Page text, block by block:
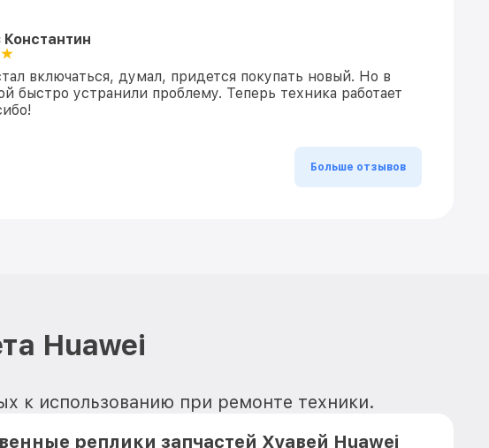
включаться, думал, придется покупать новый. Но в
быстро устранили проблему. Теперь техника работает
Больше отзывов
Huawei
к использованию при ремонте техники.
реплики запчастей Хуавей Huawei